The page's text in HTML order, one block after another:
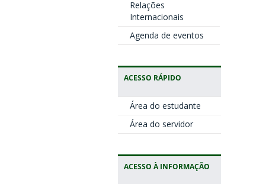
Relações
Internacionais
Agenda de eventos
ACESSO RÁPIDO
Área do estudante
Área do servidor
ACESSO À INFORMAÇÃO